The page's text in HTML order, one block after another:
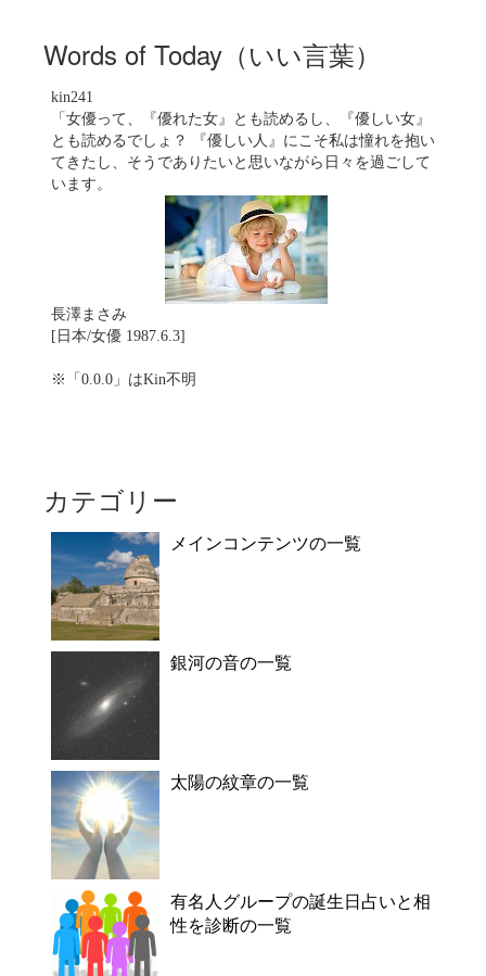
Words of Today（いい言葉）
kin241
「女優って、『優れた女』とも読めるし、『優しい女』
とも読めるでしょ？ 『優しい人』にこそ私は憧れを抱い
てきたし、そうでありたいと思いながら日々を過ごして
います。
長澤まさみ
[日本/女優 1987.6.3]
※「0.0.0」はKin不明
カテゴリー
メインコンテンツの一覧
銀河の音の一覧
太陽の紋章の一覧
有名人グループの誕生日占いと相
性を診断の一覧